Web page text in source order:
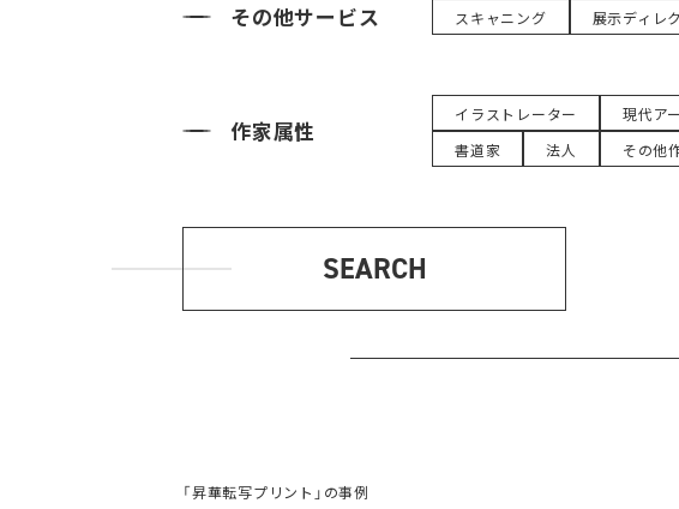
その他サービス スキャニング 展示ディレ
作家属性
イラストレーター 現代ア
書道家
法人 その他
SEARCH
「昇華転写プリント」の事例